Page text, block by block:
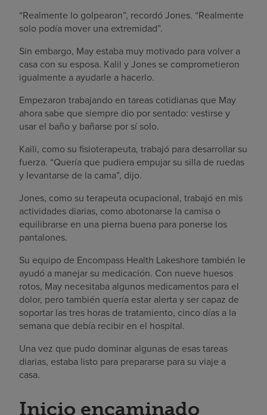
“Realmente lo golpearon”, recordó Jones. “Realmente
solo podía mover una extremidad”.
Sin embargo, May estaba muy motivado para volver a
casa con su esposa. Kalil y Jones se comprometieron
igualmente a ayudarle a hacerlo.
Empezaron trabajando en tareas cotidianas que May
ahora sabe que siempre dio por sentado: vestirse y
usar el baño y bañarse por sí solo.
Kaili, como su fisioterapeuta, trabajó para desarrollar su
fuerza. “Quería que pudiera empujar su silla de ruedas
y levantarse de la cama”, dijo.
Jones, como su terapeuta ocupacional, trabajó en mis
actividades diarias, como abotonarse la camisa o
equilibrarse en una pierna buena para ponerse los
pantalones.
Su equipo de Encompass Health Lakeshore también le
ayudó a manejar su medicación. Con nueve huesos
rotos, May necesitaba algunos medicamentos para el
dolor, pero también quería estar alerta y ser capaz de
soportar las tres horas de tratamiento, cinco días a la
semana que debía recibir en el hospital.
Una vez que pudo dominar algunas de esas tareas
diarias, estaba listo para prepararse para su viaje a
casa.
Inicio encaminado